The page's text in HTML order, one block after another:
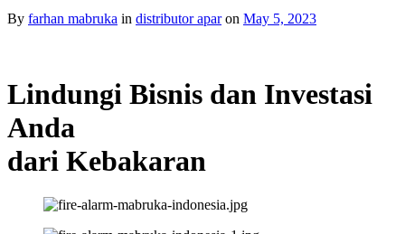
By farhan mabruka in distributor aparon May 5, 2023
Lindungi Bisnis dan Investasi
Anda
dari Kebakaran